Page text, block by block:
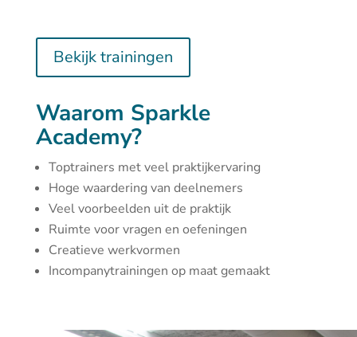
Bekijk trainingen
Waarom Sparkle
Academy?
Toptrainers met veel praktijkervaring
Hoge waardering van deelnemers
Veel voorbeelden uit de praktijk
Ruimte voor vragen en oefeningen
Creatieve werkvormen
Incompanytrainingen op maat gemaakt